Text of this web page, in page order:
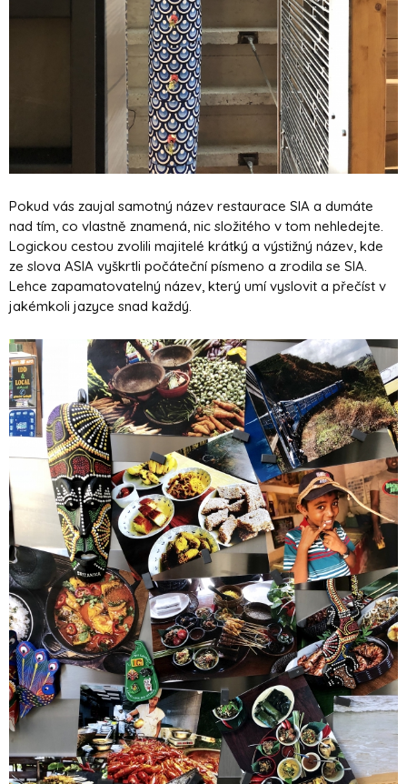
Pokud vás zaujal samotný název restaurace SIA a dumáte
nad tím, co vlastně znamená, nic složitého v tom nehledejte.
Logickou cestou zvolili majitelé krátký a výstižný název, kde
ze slova ASIA vyškrtli počáteční písmeno a zrodila se SIA.
Lehce zapamatovatelný název, který umí vyslovit a přečíst v
jakémkoli jazyce snad každý.